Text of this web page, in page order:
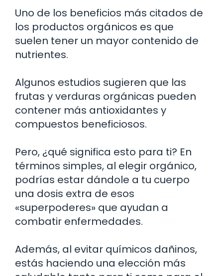
Uno de los beneficios más citados de
los productos orgánicos es que
suelen tener un mayor contenido de
nutrientes.
Algunos estudios sugieren que las
frutas y verduras orgánicas pueden
contener más antioxidantes y
compuestos beneficiosos.
Pero, ¿qué significa esto para ti? En
términos simples, al elegir orgánico,
podrías estar dándole a tu cuerpo
una dosis extra de esos
«superpoderes» que ayudan a
combatir enfermedades.
Además, al evitar químicos dañinos,
estás haciendo una elección más